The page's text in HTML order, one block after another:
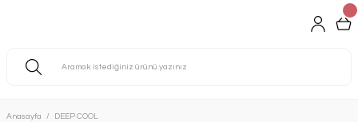
Anasayfa DEEP COOL